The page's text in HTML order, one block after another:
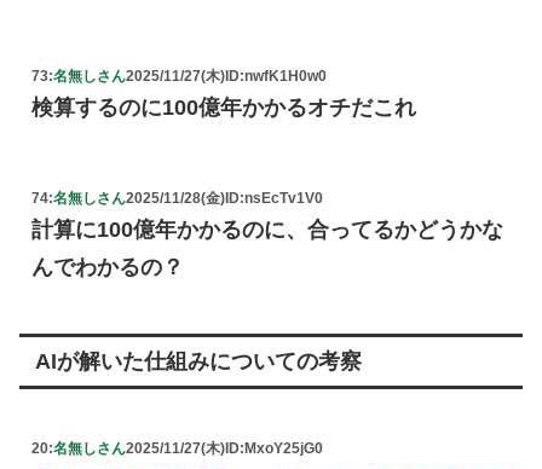
73:名無しさん2025/11/27(木) ID:nwfK1H0w0
検算するのに100億年かかるオチだこれ
74:名無しさん2025/11/28(金) ID:nsEcTv1V0
計算に100億年かかるのに、合ってるかどうかな
んでわかるの？
AIが解いた仕組みについての考察
20:名無しさん2025/11/27(木)ID:MxoY25jG0